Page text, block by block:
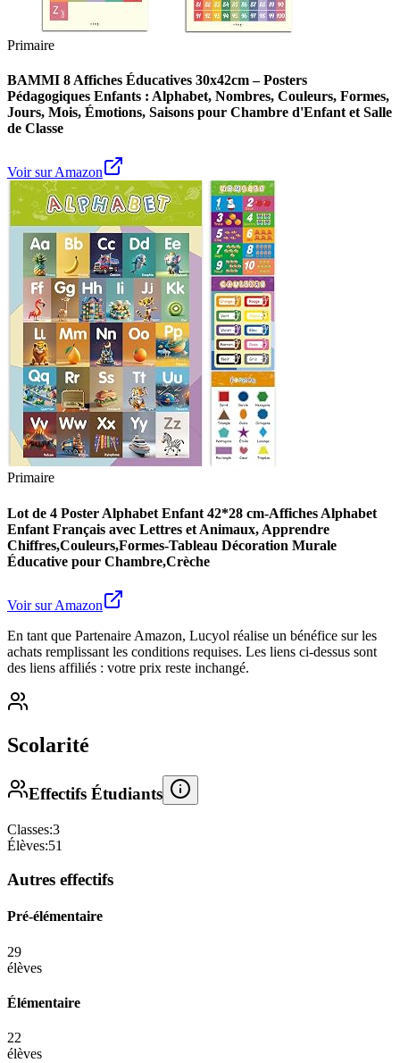
Primaire
BAMMI 8 Affiches Éducatives 30x42cm – Posters
Pédagogiques Enfants : Alphabet, Nombres, Couleurs, Formes,
Jours, Mois, Émotions, Saisons pour Chambre d'Enfant et Salle
de Classe
Voir sur Amazon
Primaire
Lot de 4 Poster Alphabet Enfant 42*28 cm-Affiches Alphabet
Enfant Français avec Lettres et Animaux, Apprendre
Chiffres,Couleurs,Formes-Tableau Décoration Murale
Éducative pour Chambre,Crèche
Voir sur Amazon
En tant que Partenaire Amazon, Lucyol réalise un bénéfice sur les
achats remplissant les conditions requises. Les liens ci-dessus sont
des liens affiliés : votre prix reste inchangé.
Scolarité
Effectifs Étudiants
Classes:3
Élèves:51
Autres effectifs
Pré-élémentaire
29
élèves
Élémentaire
22
élèves